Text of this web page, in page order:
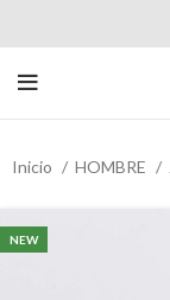
Inicio HOMBRE
NEW